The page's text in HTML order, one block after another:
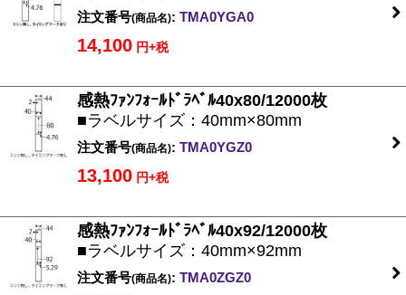
注文番号(商品名): TMA0YGA0
14,100 円+税
感熱ﾌｧﾝﾌｫｰﾙﾄﾞﾗﾍﾞﾙ40x80/12000枚
■ラベルサイズ：40mm×80mm
注文番号(商品名): TMA0YGZ0
13,100 円+税
感熱ﾌｧﾝﾌｫｰﾙﾄﾞﾗﾍﾞﾙ40x92/12000枚
■ラベルサイズ：40mm×92mm
注文番号(商品名): TMA0ZGZ0